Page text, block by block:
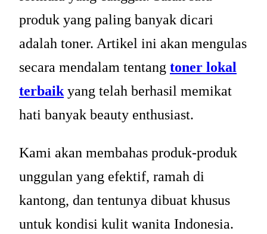
produk yang paling banyak dicari
adalah toner. Artikel ini akan mengulas
secara mendalam tentang toner lokal
terbaikyang telah berhasil memikat
hati banyak beauty enthusiast.
Kami akan membahas produk-produk
unggulan yang efektif, ramah di
kantong, dan tentunya dibuat khusus
untuk kondisi kulit wanita Indonesia.